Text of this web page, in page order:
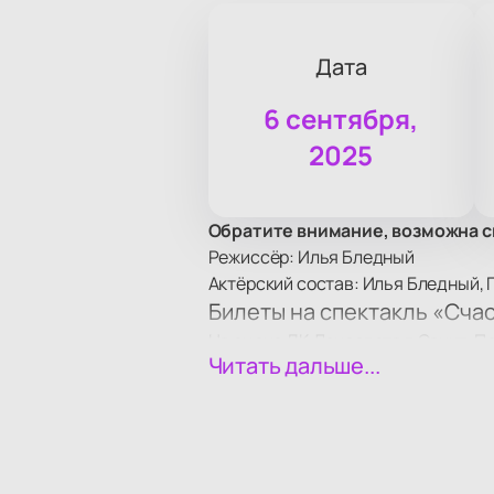
Дата
6 сентября,
2025
Обратите внимание, возможна
Режиссёр: Илья Бледный
Актёрский состав: Илья
Билеты на спектакль
афишу нового сезона. Расписание
Читать дальше...